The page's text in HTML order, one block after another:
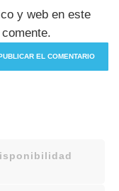
y web en este